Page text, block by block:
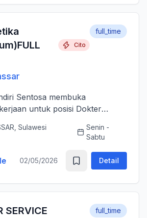
Cito
full_time
Sentosa membuka
untuk posisi Dokter
layanan medis estetika yang
Sulawesi
Senin -
Sabtu
02/05/2026 Detail
SERVICE
full_time